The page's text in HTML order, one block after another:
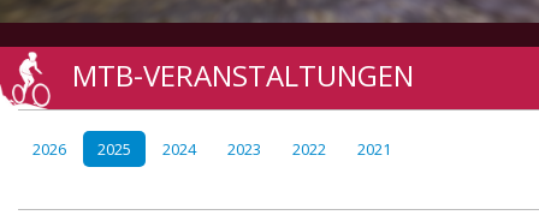
MTB-VERANSTALTUNGEN
2026 2025 2024 2023 2022 2021